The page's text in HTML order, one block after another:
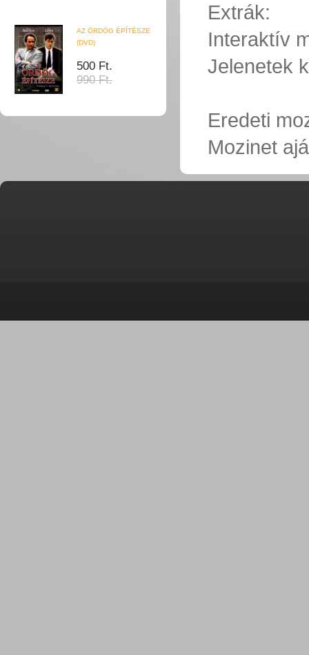
AZ ÖRDÖG ÉPÍTÉSZE
(DVD)
500 Ft.
990 Ft.
Extrák:
Interaktív
Jelenetek
Eredeti
Mozinet